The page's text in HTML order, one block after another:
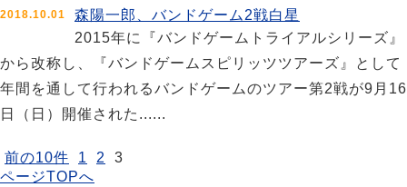
2018.10.01
森陽一郎、バンドゲーム2戦白星
2015年に『バンドゲームトライアルシリーズ』
から改称し、『バンドゲームスピリッツツアーズ』として
年間を通して行われるバンドゲームのツアー第2戦が9月16
日（日）開催された......
前の10件 1 2
3
ページTOPへ